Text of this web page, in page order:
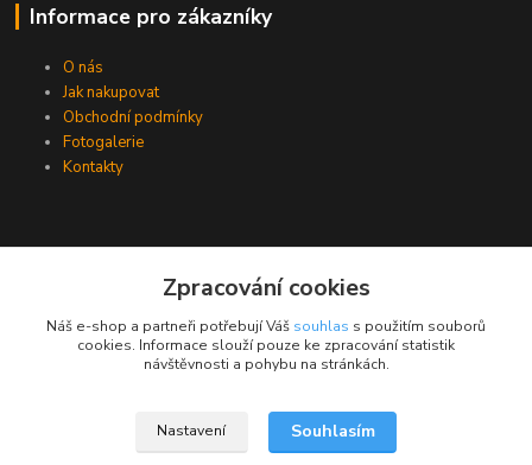
Informace pro zákazníky
O nás
Jak nakupovat
Obchodní podmínky
Fotogalerie
Kontakty
Upravit sběr cookies.
Zpracování cookies
Náš e-shop a partneři potřebují Váš souhlas s použitím souborů
cookies. Informace slouží pouze ke zpracování statistik
návštěvnosti a pohybu na stránkách.
Nastavení Souhlasím